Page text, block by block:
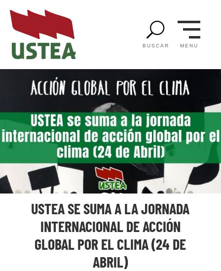
U
BUSCAR MENU
USTEA SE SUMA A LA JORNADA
INTERNACIONAL DE ACCIÓN
GLOBAL POR EL CLIMA (24 DE
ABRIL)